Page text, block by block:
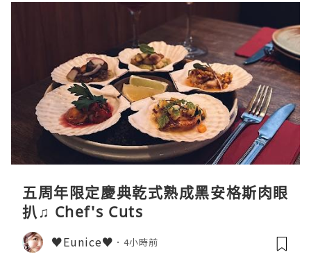
五周年限定慶典乾式熟成黑安格斯肉眼
扒♫ Chef's Cuts
♥Eunice♥ 4小時前